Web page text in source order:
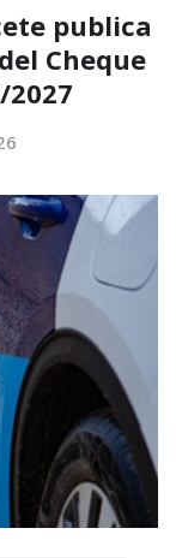
publica
Cheque